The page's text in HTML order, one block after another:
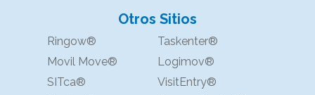
Otros Sitios
Ringow®
Taskenter®
Movil Move®
Logimov®
SITca®
VisitEntry®